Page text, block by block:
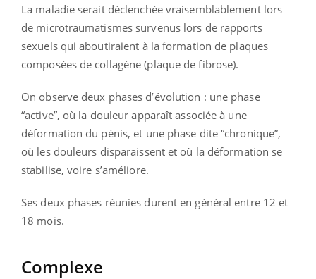
La maladie serait déclenchée vraisemblablement lors
de microtraumatismes survenus lors de rapports
sexuels qui aboutiraient à la formation de plaques
composées de collagène (plaque de fibrose).
On observe deux phases d’évolution : une phase
“active”, où la douleur apparaît associée à une
déformation du pénis, et une phase dite “chronique”,
où les douleurs disparaissent et où la déformation se
stabilise, voire s’améliore.
Ses deux phases réunies durent en général entre 12 et
18 mois.
Complexe